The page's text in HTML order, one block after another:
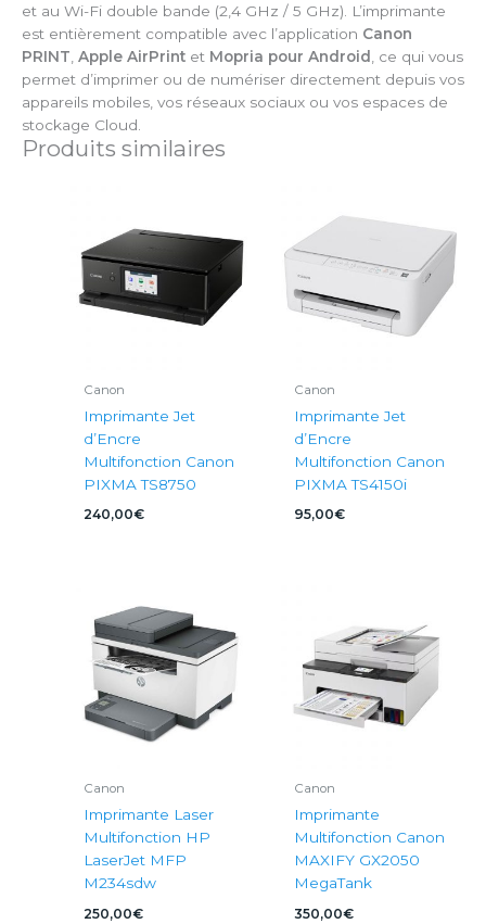
et au Wi-Fi double bande (2,4 GHz / 5 GHz). L’imprimante
est entièrement compatible avec l’application Canon
PRINT, Apple AirPrint et Mopria pour Android , ce qui vous
permet d’imprimer ou de numériser directement depuis vos
appareils mobiles, vos réseaux sociaux ou vos espaces de
stockage Cloud.
Produits similaires
Canon
Imprimante Jet
d’Encre
Multifonction Canon
PIXMA TS8750
240,00€
Canon
Imprimante Jet
d’Encre
Multifonction Canon
PIXMA TS4150i
95,00€
Canon
Imprimante Laser
Multifonction HP
LaserJet MFP
M234sdw
250,00€
Canon
Imprimante
Multifonction Canon
MAXIFY GX2050
MegaTank
350,00€